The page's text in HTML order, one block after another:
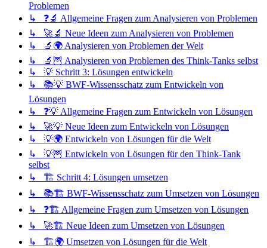
Problemen
↳ ❓🔬 Allgemeine Fragen zum Analysieren von Problemen
↳ 🚀🔬 Neue Ideen zum Analysieren von Problemen
↳ 🔬🌍 Analysieren von Problemen der Welt
↳ 🔬🦉 Analysieren von Problemen des Think-Tanks selbst
↳ 💡 Schritt 3: Lösungen entwickeln
↳ 📚💡 BWF-Wissensschatz zum Entwickeln von
Lösungen
↳ ❓💡 Allgemeine Fragen zum Entwickeln von Lösungen
↳ 🚀💡 Neue Ideen zum Entwickeln von Lösungen
↳ 💡🌍 Entwickeln von Lösungen für die Welt
↳ 💡🦉 Entwickeln von Lösungen für den Think-Tank
selbst
↳ 🏗️ Schritt 4: Lösungen umsetzen
↳ 📚🏗️ BWF-Wissensschatz zum Umsetzen von Lösungen
↳ ❓🏗️ Allgemeine Fragen zum Umsetzen von Lösungen
↳ 🚀🏗️ Neue Ideen zum Umsetzen von Lösungen
↳ 🏗️🌍 Umsetzen von Lösungen für die Welt